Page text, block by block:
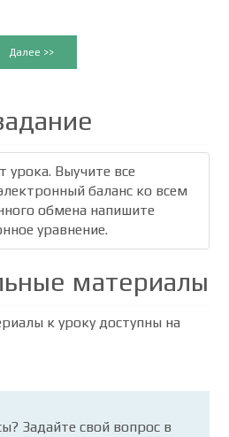
Далее >>
урока. Выучите все
баланс ко всем
обмена напишите
уравнение.
материалы
к уроку доступны на
Задайте свой вопрос в